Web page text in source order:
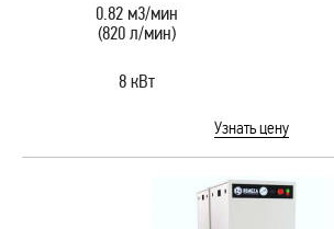
0.82 м3/мин
(820 л/мин)
8 кВт
Узнать цену